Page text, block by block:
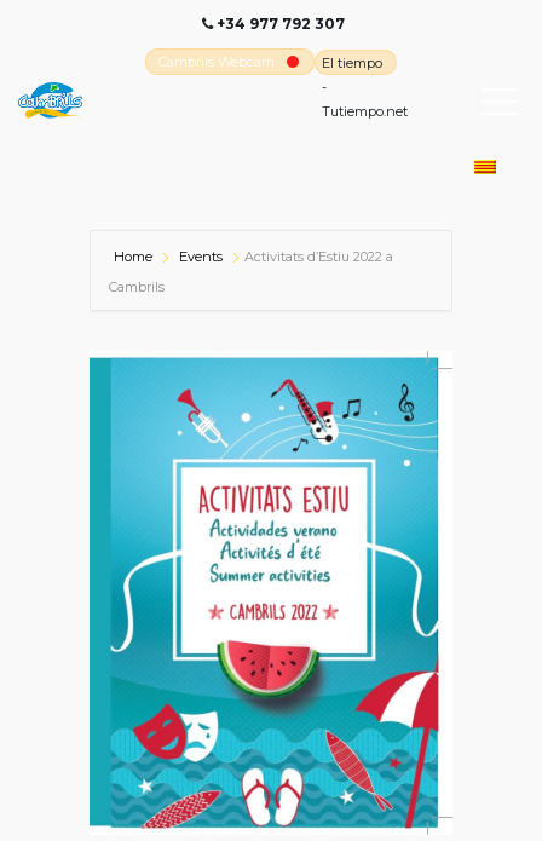
+34 977 792 307
Cambrils Webcam
El tiempo
-
Tutiempo.net
Home Events
Activitats d’Estiu 2022 a
Cambrils